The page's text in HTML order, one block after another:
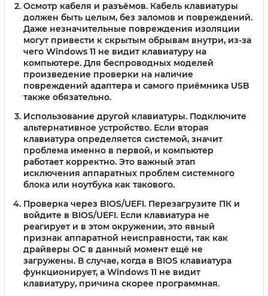
Осмотр кабеля и разъёмов. Кабель клавиатуры
должен быть целым, без заломов и повреждений.
Даже незначительные повреждения изоляции
могут привести к скрытым обрывам внутри, из-за
чего Windows 11 не видит клавиатуру на
компьютере. Для беспроводных моделей
произведение проверки на наличие
повреждений адаптера и самого приёмника USB
также обязательно.
Использование другой клавиатуры. Подключите
альтернативное устройство. Если вторая
клавиатура определяется системой, значит
проблема именно в первой, и компьютер
работает корректно. Это важный этап
исключения аппаратных проблем системного
блока или ноутбука как такового.
Проверка через BIOS/UEFI. Перезагрузите ПК и
войдите в BIOS/UEFI. Если клавиатура не
реагирует и в этом окружении, это явный
признак аппаратной неисправности, так как
драйверы ОС в данный момент ещё не
загружены. В случае, когда в BIOS клавиатура
функционирует, а Windows 11 не видит
клавиатуру, причина скорее программная.